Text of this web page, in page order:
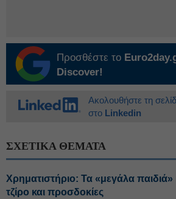
Προσθέστε το
Discover!
Ακολουθήστε τη
στο Linkedin
ΣΧΕΤΙΚΑ ΘΕΜΑΤΑ
Χρηματιστήριο: Τα «μεγάλα
τζίρο και προσδοκίες